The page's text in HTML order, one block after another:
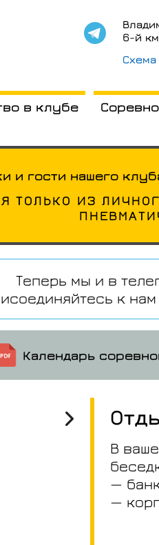
6-й
в клубе
и гости нашего
ТОЛЬКО ИЗ
Теперь мы и в
к
Календарь
В
—
—